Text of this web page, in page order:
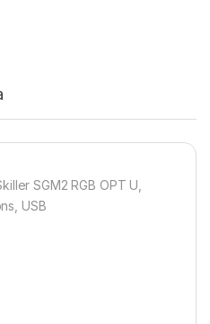
SGM2 RGB OPT U,
USB